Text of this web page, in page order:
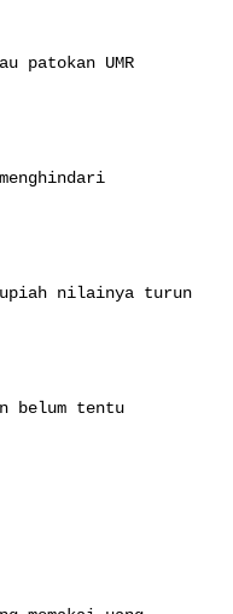
patokan UMR
nilainya turun
belum tentu